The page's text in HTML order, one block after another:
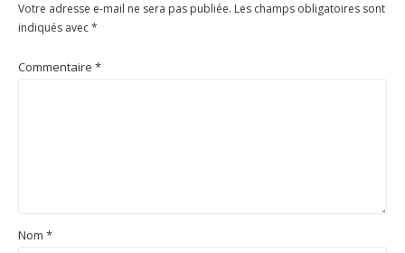
Votre adresse e-mail ne sera pas publiée. Les champs obligatoires sont
indiqués avec*
Commentaire *
Nom *